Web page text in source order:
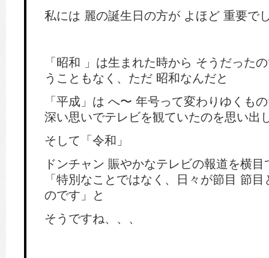
私には 麗の誕生日の方が よほど 重要で
「昭和 」は生まれた時から そうだった
うこともなく、ただ 昭和なんだと
「平成」は へ〜 年号って変わりゆくも
深い思いでテレビを観ていたのを思い出
そして「令和」
ドンチャン 賑やかなテレビの報道を横
「特別なことではなく、日々が節目 節
のです」と
そうですね、、、